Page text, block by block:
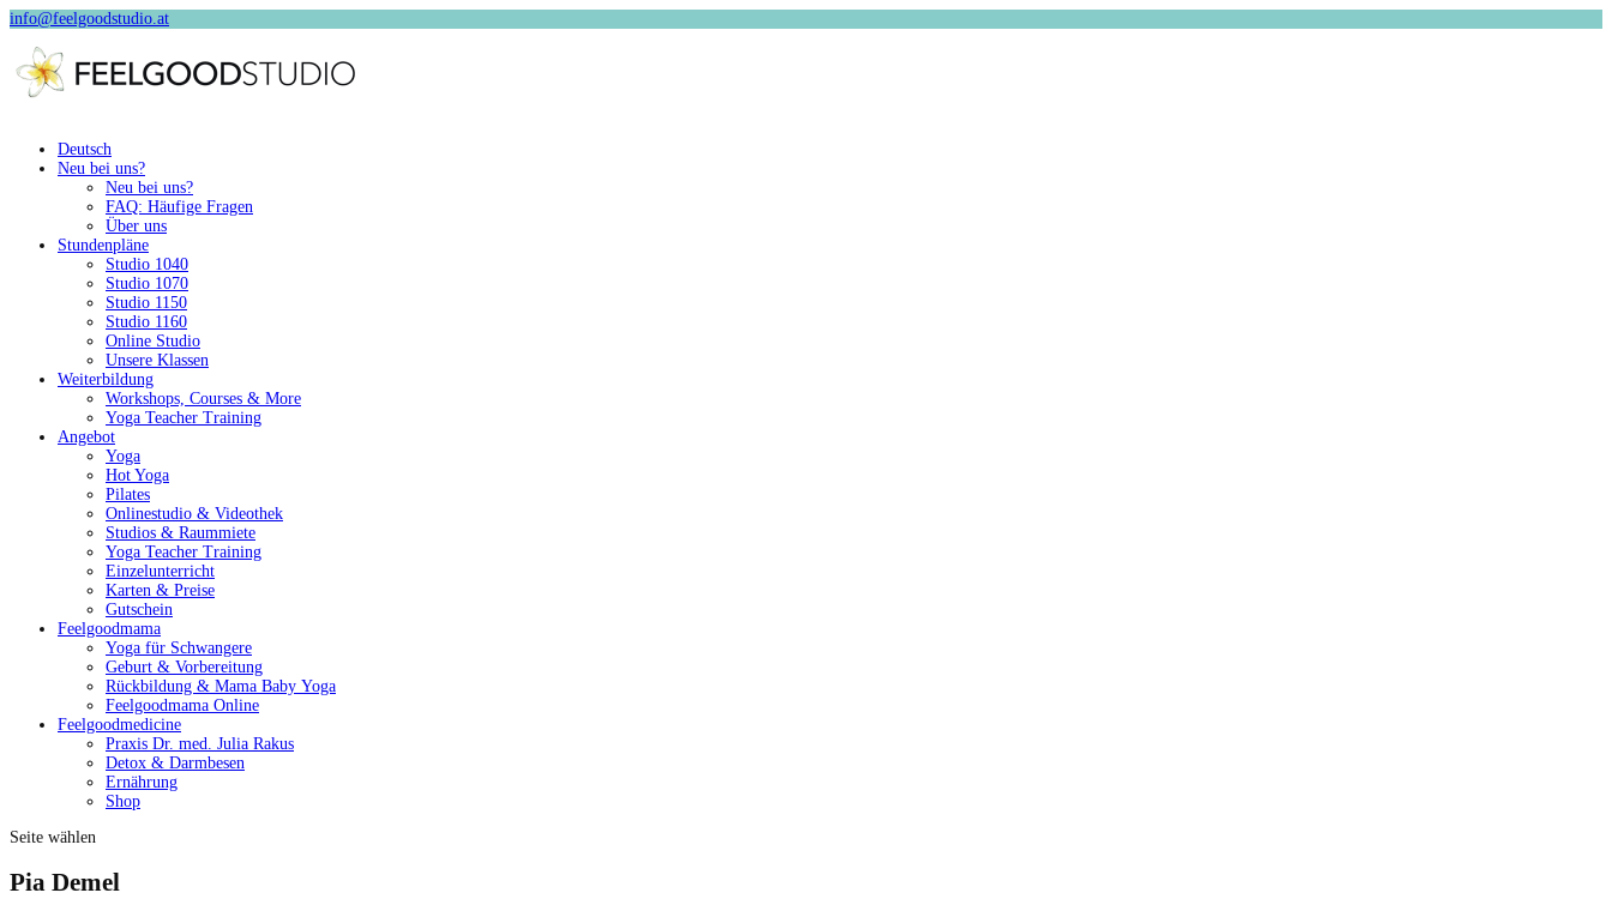
info@feelgoodstudio.at
Deutsch
Neu bei uns?
Neu bei uns?
FAQ: Häufige Fragen
Über uns
Stundenpläne
Studio 1040
Studio 1070
Studio 1150
Studio 1160
Online Studio
Unsere Klassen
Weiterbildung
Workshops, Courses & More
Yoga Teacher Training
Angebot
Yoga
Hot Yoga
Pilates
Onlinestudio & Videothek
Studios & Raummiete
Yoga Teacher Training
Einzelunterricht
Karten & Preise
Gutschein
Feelgoodmama
Yoga für Schwangere
Geburt & Vorbereitung
Rückbildung & Mama Baby Yoga
Feelgoodmama Online
Feelgoodmedicine
Praxis Dr. med. Julia Rakus
Detox & Darmbesen
Ernährung
Shop
Seite wählen
Pia Demel